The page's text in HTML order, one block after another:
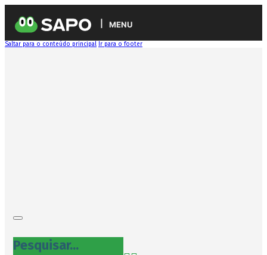
MENU
Saltar para o conteúdo principal Ir para o footer
Pesquisar...